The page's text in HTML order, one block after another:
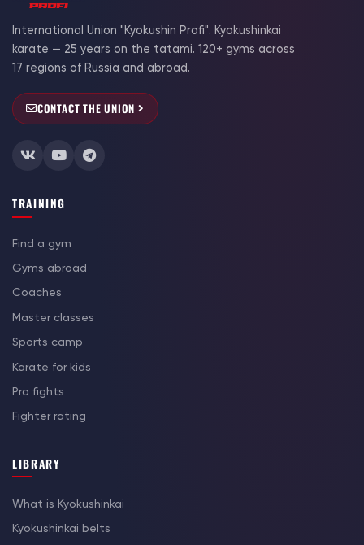
International Union "Kyokushin Profi". Kyokushinkai
karate — 25 years on the tatami. 120+ gyms across
17 regions of Russia and abroad.
CONTACT THE UNION
TRAINING
Find a gym
Gyms abroad
Coaches
Master classes
Sports camp
Karate for kids
Pro fights
Fighter rating
LIBRARY
What is Kyokushinkai
Kyokushinkai belts